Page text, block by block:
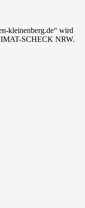
kleinenberg.de“ wird
SCHECK NRW.